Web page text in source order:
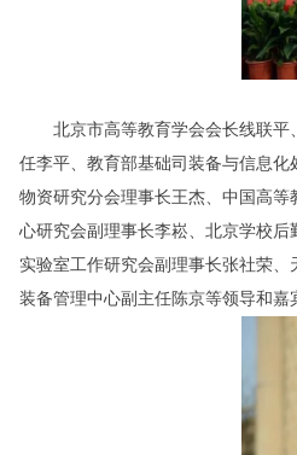
北京市高等教育学会会长线联平、
任李平、教育部基础司装备与信息
物资研究分会理事长王杰、中国高
心研究会副理事长李崧、北京学校
实验室工作研究会副理事长张社荣
装备管理中心副主任陈京等领导和